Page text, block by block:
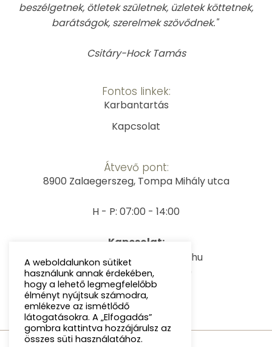
beszélgetnek, ötletek születnek, üzletek köttetnek,
barátságok, szerelmek szövődnek."
Csitáry-Hock Tamás
Fontos linkek:
Karbantartás
Kapcsolat
Átvevő pont:
8900 Zalaegerszeg, Tompa Mihály utca
H - P: 07:00 - 14:00
Kapcsolat:
E-mail: info@kavegepem.hu
Telefon: +36203504709
A weboldalunkon sütiket
használunk annak érdekében,
hogy a lehető legmegfelelőbb
élményt nyújtsuk számodra,
emlékezve az ismétlődő
látogatásokra. A „Elfogadás”
gombra kattintva hozzájárulsz az
összes süti használatához.